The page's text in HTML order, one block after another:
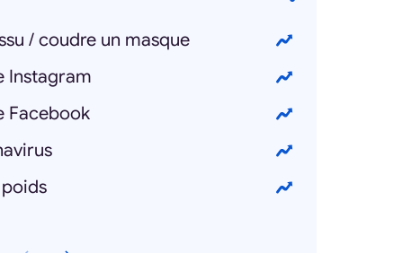
/ coudre un masque
Instagram
Facebook